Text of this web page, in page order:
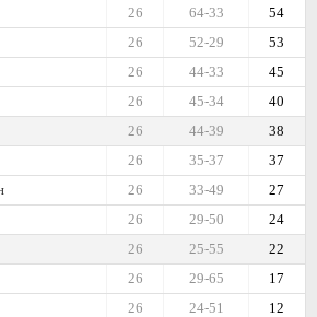
54
64-33
26
53
52-29
26
45
44-33
26
40
45-34
26
38
44-39
26
37
35-37
26
27
33-49
26
24
29-50
26
22
25-55
26
17
29-65
26
12
24-51
26